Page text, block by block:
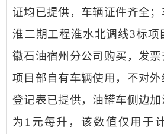
证均已提供，车辆证件齐全
淮二期工程淮水北调线3标项
徽石油宿州分公司购买，发
项目部自有车辆使用，不对
登记表已提供，油罐车侧边
为1元每升，该数值仅用于